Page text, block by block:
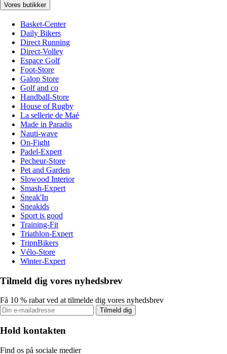
Vores butikker
Basket-Center
Daily Bikers
Direct Running
Direct-Volley
Espace Golf
Foot-Store
Galop Store
Golf and co
Handball-Store
House of Rugby
La sellerie de Maé
Made in Paradis
Nauti-wave
On-Fight
Padel-Expert
Pecheur-Store
Pet and Garden
Slowood Interior
Smash-Expert
Sneak'In
Sneakids
Sport is good
Training-Fit
Triathlon-Expert
TripnBikers
Vélo-Store
Winter-Expert
Tilmeld dig vores nyhedsbrev
Få 10 % rabat ved at tilmelde dig vores nyhedsbrev
Tilmeld dig
Hold kontakten
Find os på sociale medier